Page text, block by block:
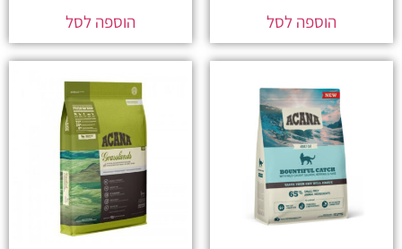
הוספה לסל הוספה לסל